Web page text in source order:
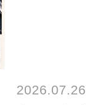
2026.07.26